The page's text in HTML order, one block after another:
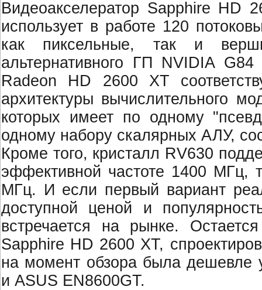
Видеоакселератор Sapphire HD
использует в работе 120
как пиксельные, так и
альтернативного ГП NVIDIA
Radeon HD 2600 XT
архитектуры вычислительного
которых имеет по одному
одному набору скалярных АЛУ,
Кроме того, кристалл RV630
эффективной частоте 1400 МГц,
МГц. И если первый вариант
доступной ценой и
встречается на рынке.
Sapphire HD 2600 XT,
на момент обзора была дешевле
и ASUS EN8600GT.